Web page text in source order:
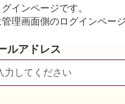
インページです。
理画面側のログインペー
ルアドレス